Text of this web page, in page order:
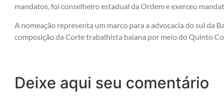
mandatos, foi conselheiro estadual da Ordem e exerceu
A nomeação representa um marco para a advocacia do sul da
composição da Corte trabalhista baiana por meio do Quinto
Deixe aqui seu comentário